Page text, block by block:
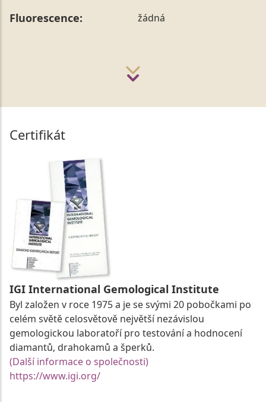
Fluorescence: žádná
Certifikát
IGI International Gemological Institute
Byl založen v roce 1975 a je se svými 20 pobočkami po
celém světě celosvětově největší nezávislou
gemologickou laboratoří pro testování a hodnocení
diamantů, drahokamů a šperků.
(Další informace o společnosti)
https://www.igi.org/